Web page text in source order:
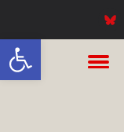
Abrir a